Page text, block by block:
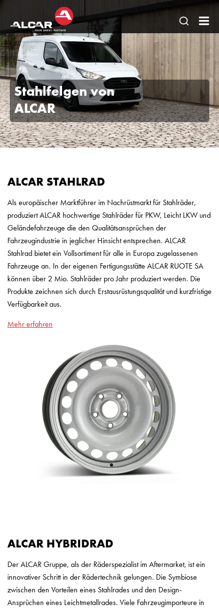
Stahlfelgen von
ALCAR
ALCAR STAHLRAD
Als europäischer Marktführer im Nachrüstmarkt für Stahlräder,
produziertALCAR hochwertige Stahlräder für PKW, Leicht LKW und
Geländefahrzeuge die den Qualitätsansprüchen der
Fahrzeugindustrie in jeglicher Hinsicht entsprechen. ALCAR
Stahlrad bietet ein Vollsortiment für alle in Europa zugelassenen
Fahrzeuge an. In der eigenen Fertigungsstätte ALCAR RUOTE SA
können über 2 Mio. Stahlräder pro Jahr produziert werden. Die
Produkte zeichnen sich durch Erstausrüstungsqualität und kurzfristige
Verfügbarkeit aus.
Mehr erfahren
ALCAR HYBRIDRAD
Der ALCAR Gruppe, als der Räderspezialist im Aftermarket, ist ein
innovativer Schritt in der Rädertechnik gelungen. Die Symbiose
zwischen den Vorteilen eines Stahlrades und den Design-
Ansprüchen eines Leichtmetallrades. Viele Fahrzeugimporteure in